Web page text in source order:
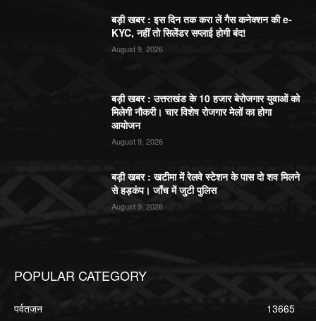
बड़ी खबर : इस दिन तक करा लें गैस कनेक्शन की e-
KYC, नहीं तो सिलेंडर सप्लाई होगी बंद!
August 9, 2026
बड़ी खबर : उत्तराखंड के 10 हजार बेरोजगार युवाओं को
मिलेगी नौकरी। चार विशेष रोजगार मेलों का होगा
आयोजन
August 9, 2026
बड़ी खबर : खटीमा में रेलवे स्टेशन के पास दो शव मिलने
से हड़कंप। जाँच में जुटी पुलिस
August 9, 2026
POPULAR CATEGORY
पर्वतजन
13665